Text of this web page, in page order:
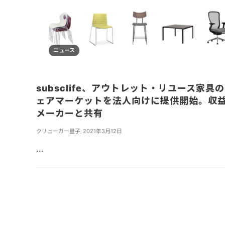
ニュース
subsclife、アウトレット・リユース家具の
ェアマーケットを法人向けに提供開始。収
メーカーと共有
クリューガー量子 2021年3月12日
...